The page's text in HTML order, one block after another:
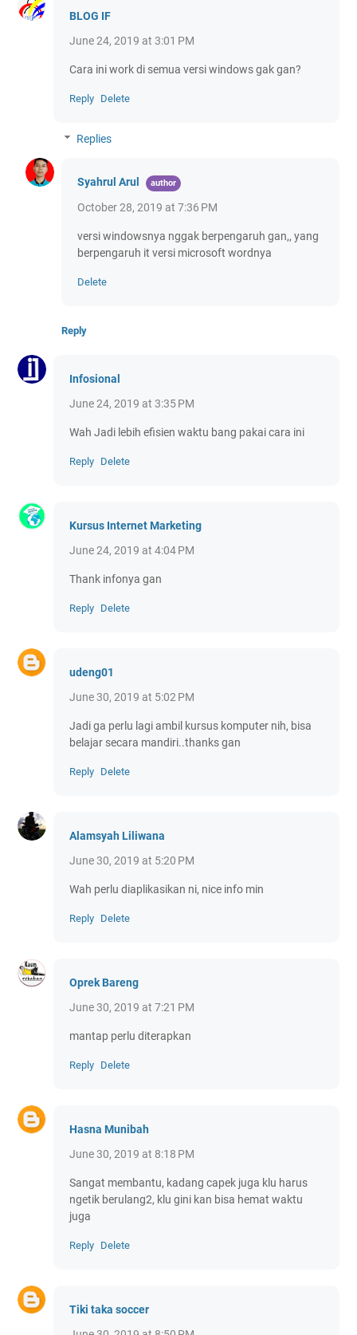
BLOG IF
June 24, 2019 at 3:01 PM
Cara ini work di semua versi windows gak gan?
Reply Delete
Replies
Syahrul Arul
October 28, 2019 at 7:36 PM
versi windowsnya nggak berpengaruh gan,, yang
berpengaruh it versi microsoft wordnya
Delete
Reply
Infosional
June 24, 2019 at 3:35 PM
Wah Jadi lebih efisien waktu bang pakai cara ini
Reply Delete
Kursus Internet Marketing
June 24, 2019 at 4:04 PM
Thank infonya gan
Reply Delete
udeng01
June 30, 2019 at 5:02 PM
Jadi ga perlu lagi ambil kursus komputer nih, bisa
belajar secara mandiri..thanks gan
Reply Delete
Alamsyah Liliwana
June 30, 2019 at 5:20 PM
Wah perlu diaplikasikan ni, nice info min
Reply Delete
Oprek Bareng
June 30, 2019 at 7:21 PM
mantap perlu diterapkan
Reply Delete
Hasna Munibah
June 30, 2019 at 8:18 PM
Sangat membantu, kadang capek juga klu harus
ngetik berulang2, klu gini kan bisa hemat waktu
juga
Reply Delete
Tiki taka soccer